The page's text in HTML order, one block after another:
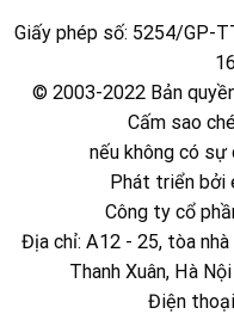
Giấy phép số: 5254/GP-
© 2003-2022 Bản
Cấm sao
nếu không có sự
Phát triển bởi
Công ty cổ
Địa chỉ: A12 - 25, tòa
Thanh Xuân, Hà
Điện